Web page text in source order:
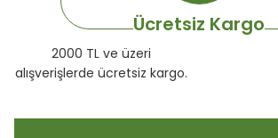
Bu ürüne benzer farklı alternatifler olmalı.
Ücretsiz Kargo
2000 TL ve üzeri
alışverişlerde ücretsiz kargo.